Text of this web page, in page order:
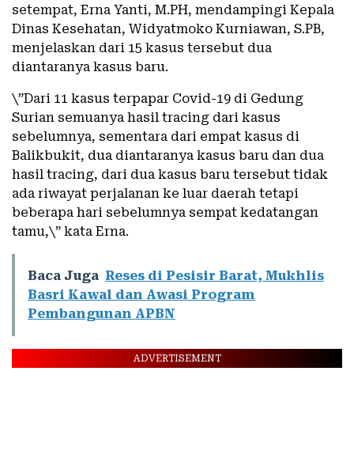
setempat, Erna Yanti, M.PH, mendampingi Kepala
Dinas Kesehatan, Widyatmoko Kurniawan, S.PB,
menjelaskan dari 15 kasus tersebut dua
diantaranya kasus baru.
\”Dari 11 kasus terpapar Covid-19 di Gedung
Surian semuanya hasil tracing dari kasus
sebelumnya, sementara dari empat kasus di
Balikbukit, dua diantaranya kasus baru dan dua
hasil tracing, dari dua kasus baru tersebut tidak
ada riwayat perjalanan ke luar daerah tetapi
beberapa hari sebelumnya sempat kedatangan
tamu,\” kata Erna.
Baca Juga Reses di Pesisir Barat, Mukhlis
Basri Kawal dan Awasi Program
Pembangunan APBN
ADVERTISEMENT